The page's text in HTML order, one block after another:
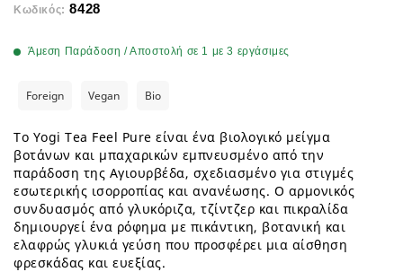
Κωδικός: 8428
Άμεση Παράδοση / Αποστολή σε 1 με 3 εργάσιμες
Foreign Vegan Bio
Το Yogi Tea Feel Pure είναι ένα βιολογικό μείγμα
βοτάνων και μπαχαρικών εμπνευσμένο από την
παράδοση της Αγιουρβέδα, σχεδιασμένο για στιγμές
εσωτερικής ισορροπίας και ανανέωσης. Ο αρμονικός
συνδυασμός από γλυκόριζα, τζίντζερ και πικραλίδα
δημιουργεί ένα ρόφημα με πικάντικη, βοτανική και
ελαφρώς γλυκιά γεύση που προσφέρει μια αίσθηση
φρεσκάδας και ευεξίας.